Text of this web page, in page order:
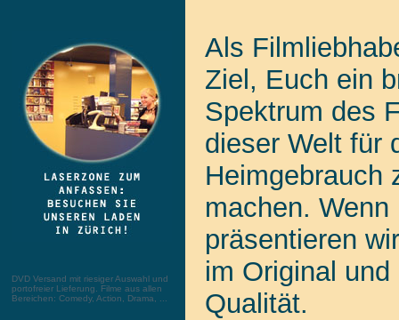
DVD Versand mit riesiger Auswahl und
portofreier Lieferung. Filme aus allen
Bereichen: Comedy, Action, Drama, ...
Als
Ziel, Euch ein
Spektrum des
dieser Welt für
Heimgebrauch
machen.
präsentieren
im Original
Qualität.